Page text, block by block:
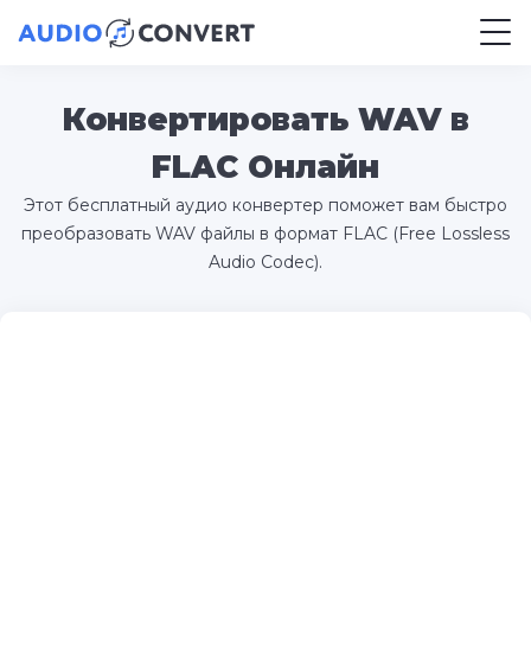
Конвертировать WAV в
FLAC Онлайн
Этот бесплатный аудио конвертер поможет вам быстро
преобразовать WAV файлы в формат FLAC (Free Lossless
Audio Codec).